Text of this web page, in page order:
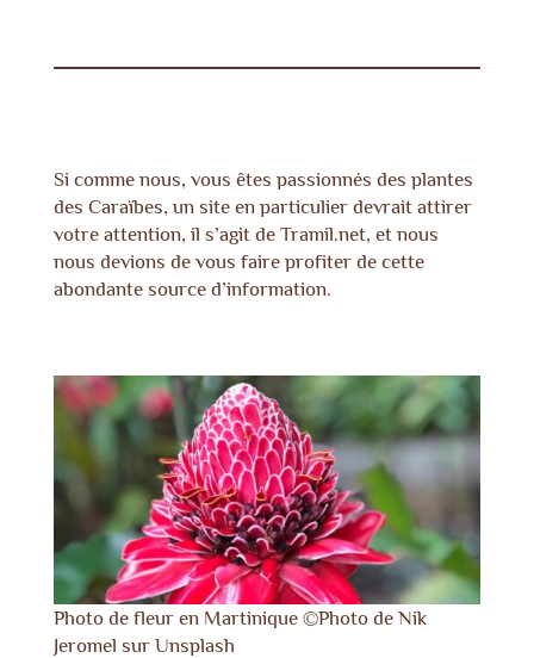
Si comme nous, vous êtes passionnés des plantes
des Caraïbes, un site en particulier devrait attirer
votre attention, il s’agit de Tramil.net, et nous
nous devions de vous faire profiter de cette
abondante source d’information.
Photo de fleur en Martinique ©Photo de Nik
Jeromel sur Unsplash